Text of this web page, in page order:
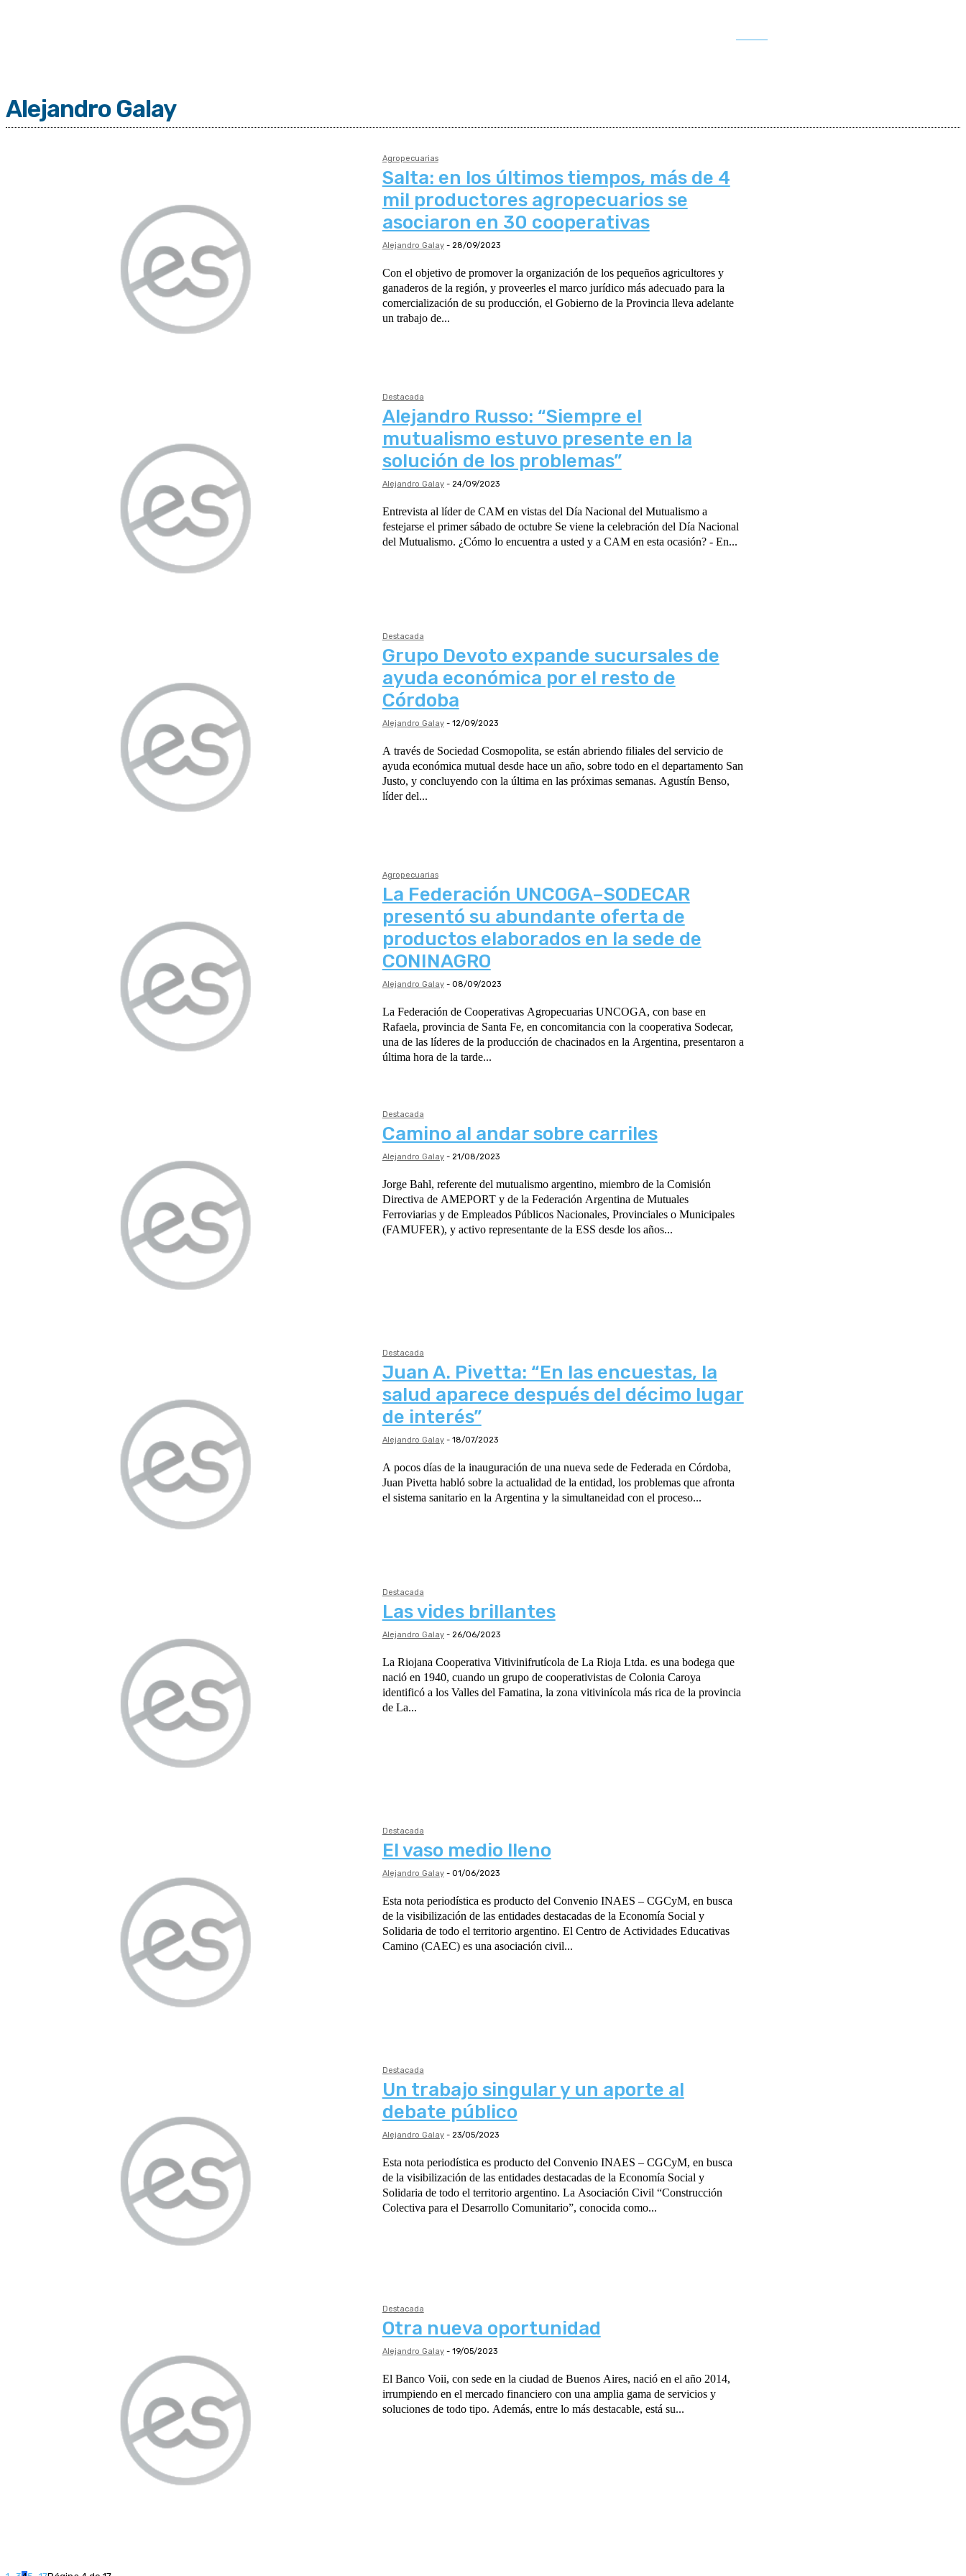
Alejandro Galay
Agropecuarias
Salta: en los últimos tiempos, más de 4
mil productores agropecuarios se
asociaron en 30 cooperativas
Alejandro Galay - 28/09/2023
Con el objetivo de promover la organización de los pequeños agricultores y
ganaderos de la región, y proveerles el marco jurídico más adecuado para la
comercialización de su producción, el Gobierno de la Provincia lleva adelante
un trabajo de...
Destacada
Alejandro Russo: “Siempre el
mutualismo estuvo presente en la
solución de los problemas”
Alejandro Galay - 24/09/2023
Entrevista al líder de CAM en vistas del Día Nacional del Mutualismo a
festejarse el primer sábado de octubre Se viene la celebración del Día Nacional
del Mutualismo. ¿Cómo lo encuentra a usted y a CAM en esta ocasión? - En...
Destacada
Grupo Devoto expande sucursales de
ayuda económica por el resto de
Córdoba
Alejandro Galay - 12/09/2023
A través de Sociedad Cosmopolita, se están abriendo filiales del servicio de
ayuda económica mutual desde hace un año, sobre todo en el departamento San
Justo, y concluyendo con la última en las próximas semanas. Agustín Benso,
líder del...
Agropecuarias
La Federación UNCOGA–SODECAR
presentó su abundante oferta de
productos elaborados en la sede de
CONINAGRO
Alejandro Galay - 08/09/2023
La Federación de Cooperativas Agropecuarias UNCOGA, con base en
Rafaela, provincia de Santa Fe, en concomitancia con la cooperativa Sodecar,
una de las líderes de la producción de chacinados en la Argentina, presentaron a
última hora de la tarde...
Destacada
Camino al andar sobre carriles
Alejandro Galay - 21/08/2023
Jorge Bahl, referente del mutualismo argentino, miembro de la Comisión
Directiva de AMEPORT y de la Federación Argentina de Mutuales
Ferroviarias y de Empleados Públicos Nacionales, Provinciales o Municipales
(FAMUFER), y activo representante de la ESS desde los años...
Destacada
Juan A. Pivetta: “En las encuestas, la
salud aparece después del décimo lugar
de interés”
Alejandro Galay - 18/07/2023
A pocos días de la inauguración de una nueva sede de Federada en Córdoba,
Juan Pivetta habló sobre la actualidad de la entidad, los problemas que afronta
el sistema sanitario en la Argentina y la simultaneidad con el proceso...
Destacada
Las vides brillantes
Alejandro Galay - 26/06/2023
La Riojana Cooperativa Vitivinifrutícola de La Rioja Ltda. es una bodega que
nació en 1940, cuando un grupo de cooperativistas de Colonia Caroya
identificó a los Valles del Famatina, la zona vitivinícola más rica de la provincia
de La...
Destacada
El vaso medio lleno
Alejandro Galay - 01/06/2023
Esta nota periodística es producto del Convenio INAES – CGCyM, en busca
de la visibilización de las entidades destacadas de la Economía Social y
Solidaria de todo el territorio argentino. El Centro de Actividades Educativas
Camino (CAEC) es una asociación civil...
Destacada
Un trabajo singular y un aporte al
debate público
Alejandro Galay - 23/05/2023
Esta nota periodística es producto del Convenio INAES – CGCyM, en busca
de la visibilización de las entidades destacadas de la Economía Social y
Solidaria de todo el territorio argentino. La Asociación Civil “Construcción
Colectiva para el Desarrollo Comunitario”, conocida como...
Destacada
Otra nueva oportunidad
Alejandro Galay - 19/05/2023
El Banco Voii, con sede en la ciudad de Buenos Aires, nació en el año 2014,
irrumpiendo en el mercado financiero con una amplia gama de servicios y
soluciones de todo tipo. Además, entre lo más destacable, está su...